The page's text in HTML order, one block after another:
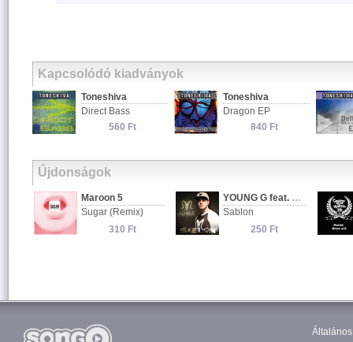
Kapcsolódó kiadványok
Direct Bass
560 Ft
Toneshiva
Dragon EP
840 Ft
Toneshiva
Újdonságok